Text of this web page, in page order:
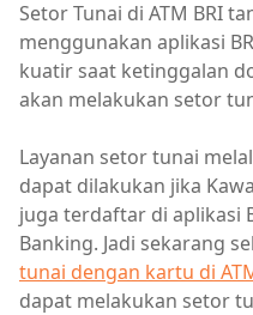
Setor Tunai di ATM BRI
menggunakan aplikasi
kuatir saat ketinggalan
akan melakukan setor
Layanan setor tunai
dapat dilakukan jika
juga terdaftar di aplikasi
Banking. Jadi sekarang
tunai dengan kartu di
dapat melakukan setor